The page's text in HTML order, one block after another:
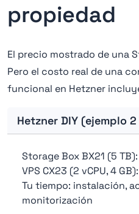
propiedad
El precio mostrado de una
Pero el costo real de una
funcional en Hetzner
Hetzner DIY (ejemplo 2
Storage Box BX21 (5
VPS CX23 (2 vCPU, 4
Tu tiempo: instalación,
monitorización